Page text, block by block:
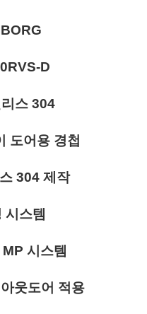
D
스 304
도어용 경첩
304 제작
시스템
시스템
웃도어 적용